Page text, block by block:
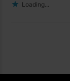
Loading...